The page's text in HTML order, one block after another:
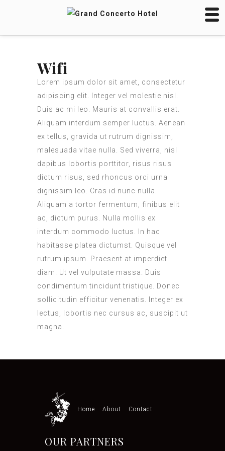
Wifi
Lorem ipsum dolor sit amet, consectetur
adipiscing elit. Integer vel molestie nisl.
Duis ac mi leo. Mauris at convallis erat.
Aliquam interdum semper luctus. Aenean
ex tellus, gravida ut rutrum dignissim,
malesuada vitae nulla. Sed viverra, nisl
dapibus lobortis porttitor, risus risus
dictum risus, sed rhoncus orci urna
dignissim leo. Cras id nunc nulla.
Aliquam a tortor fermentum, finibus elit
ac, dictum purus. Nulla mollis ex
interdum commodo luctus. In hac
habitasse platea dictumst. Quisque vel
rutrum ipsum. Praesent at imperdiet
diam. Ut vel vulputate massa. Duis
condimentum tincidunt tristique. Donec
sollicitudin efficitur venenatis. Integer ex
lectus, lobortis nec cursus ac, suscipit ut
magna.
Home About Contact
OUR PARTNERS